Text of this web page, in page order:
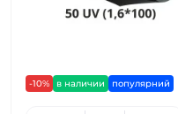
-10% в наличии популярний